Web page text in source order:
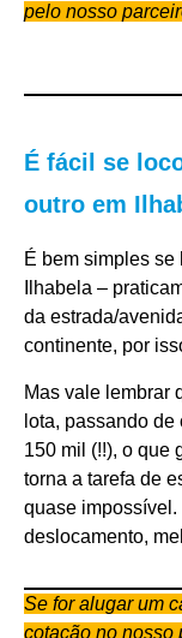
pelo nosso
É fácil se
outro em
É bem simples
Ilhabela –
da estrada/
continente, por
Mas vale lembrar
lota, passando
150 mil (!!), o que
torna a tarefa de
quase
deslocamento,
Se for alugar um
cotação no nosso